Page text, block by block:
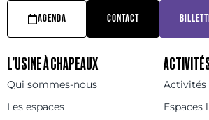
AGENDA CONTACT
L’USINE À CHAPEAUX
Qui sommes-nous
Les espaces
Activités
Espaces